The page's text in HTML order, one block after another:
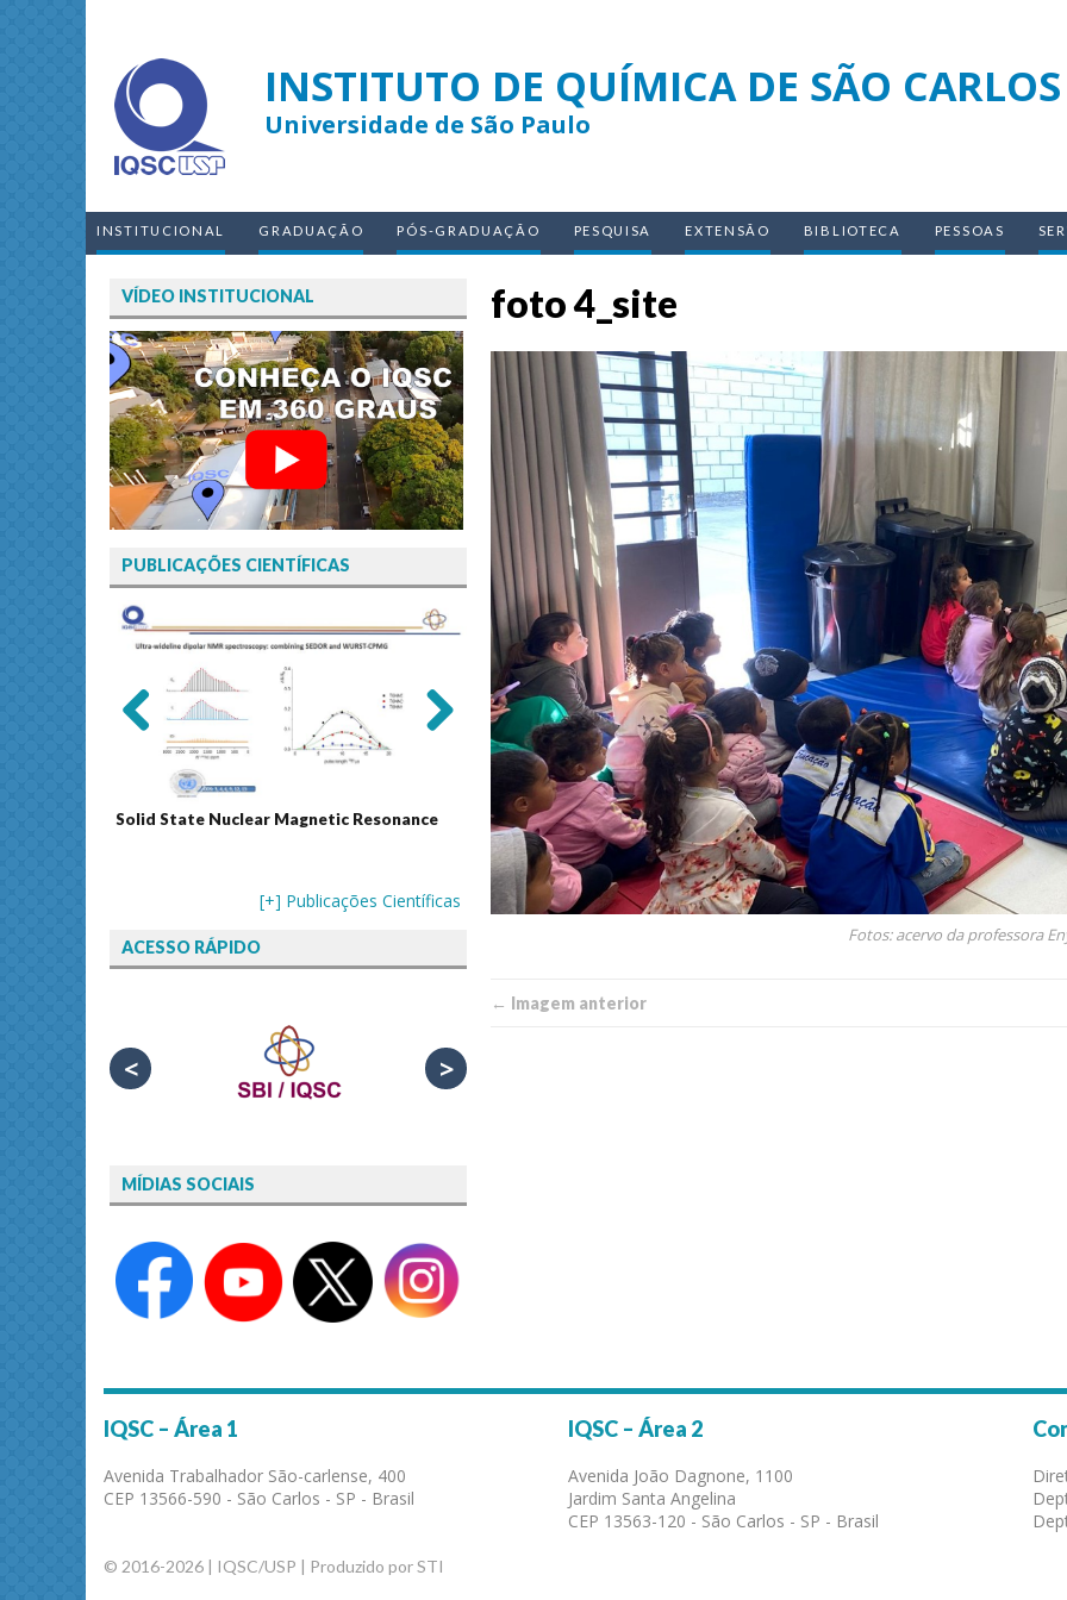
INSTITUTO DE QUÍMICA DE SÃO CARLOS
Universidade de São Paulo
INSTITUCIONAL GRADUAÇÃO PÓS-GRADUAÇÃO PESQUISA EXTENSÃO BIBLIOTECA PESSOAS
foto 4_site
Fotos: acervo da professora
← Imagem anterior
VÍDEO INSTITUCIONAL
PUBLICAÇÕES CIENTÍFICAS
Solid State Nuclear Magnetic Resonance Journal of Separation Science
Sustainable Energy
Assessments
[+] Publicações Científicas
ACESSO RÁPIDO
< >
MÍDIAS SOCIAIS
IQSC – Área 1
Avenida Trabalhador São-carlense, 400
CEP 13566-590 - São Carlos - SP - Brasil
IQSC – Área 2
Avenida João Dagnone, 1100
Jardim Santa Angelina
CEP 13563-120 - São Carlos - SP - Brasil
© 2016-2026 | IQSC/USP | Produzido por STI